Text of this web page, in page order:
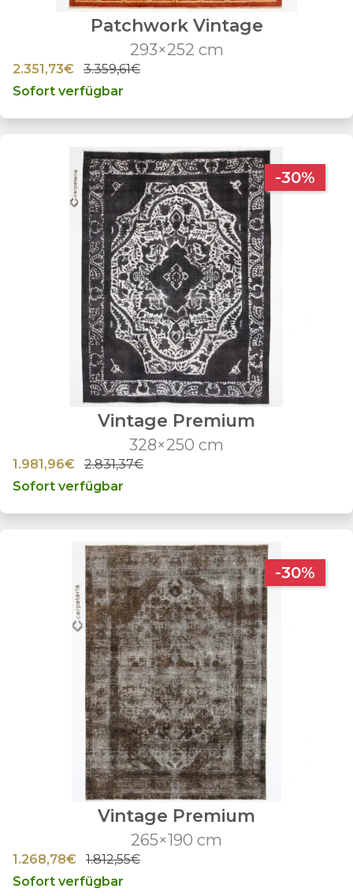
Patchwork Vintage
293×252 cm
2.351,73€
3.359,61€
Sofort verfügbar
-30%
Vintage Premium
328×250 cm
1.981,96€
2.831,37€
Sofort verfügbar
-30%
Vintage Premium
265×190 cm
1.268,78€
1.812,55€
Sofort verfügbar